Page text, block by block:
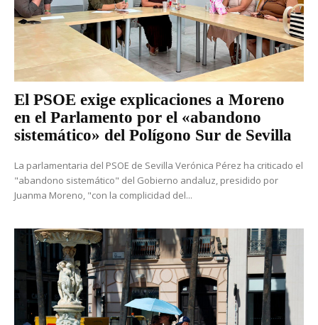
El PSOE exige explicaciones a Moreno
en el Parlamento por el «abandono
sistemático» del Polígono Sur de Sevilla
La parlamentaria del PSOE de Sevilla Verónica Pérez ha criticado el
"abandono sistemático" del Gobierno andaluz, presidido por
Juanma Moreno, "con la complicidad del...